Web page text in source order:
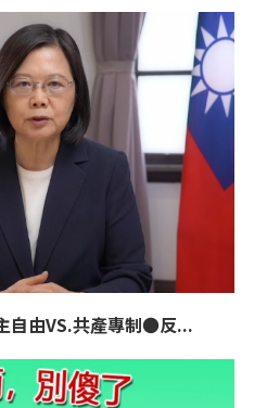
自由VS.共產專制●反...